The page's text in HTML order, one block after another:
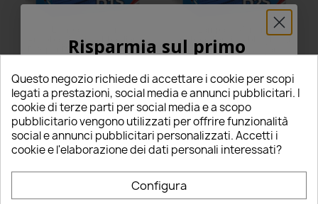
Anabbaglianti e Abbaglianti
D1S per RENAULT Megane 2
84,00 €
starstarstarstarstar
4 Recensioni
Questo prodotto è stato
acquistato: 5 volte
Aggiungi al carrello
Anabbaglianti e Abbaglianti
D2S per RENAULT Megane 2
69,00 €
starstarstarstarstar
6 Recensioni
Questo prodotto è stato
acquistato: 5 volte
Aggiungi al carrello
Kit LampadeeCentraline XenonperRENAULT Megane 2con
Canbus integrato,colorazione 4300K, 5000k, 6000k e
8000ksono realizzate con tecnologia e qualità di ultima
Questo negozio richiede di accettare i cookie per scopi
legati a prestazioni, social media e annunci pubblicitari. I
cookie di terze parti per social media e a scopo
pubblicitario vengono utilizzati per offrire funzionalità
social e annunci pubblicitari personalizzati. Accetti i
cookie e l'elaborazione dei dati personali interessati?
Configura
Risparmia sul primo
5% PER TE!
Inserisci la tua email qui sotto per ricevere il
5% DI SCONTOsul tuo primo ordine!
Nome